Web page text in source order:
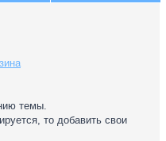
темы.
то добавить свои